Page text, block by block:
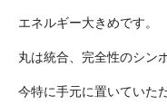
エネルギー大きめです。
丸は統合、完全性のシン
今特に手元に置いていた